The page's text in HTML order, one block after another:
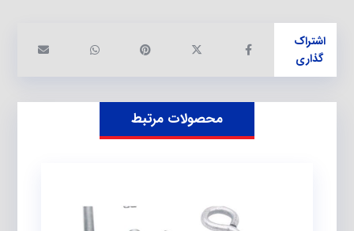
محصولات مرتبط